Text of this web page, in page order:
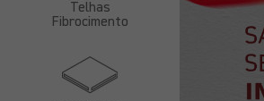
Telhas
Fibrocimento